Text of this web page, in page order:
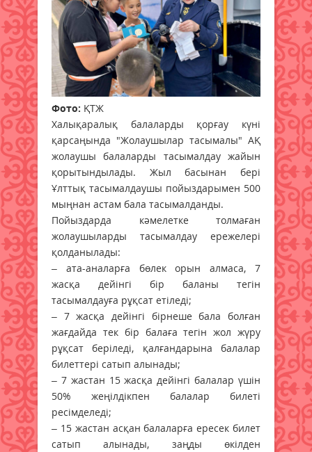
Фото: ҚТЖ
Халықаралық балаларды қорғау күні
қарсаңында "Жолаушылар тасымалы" АҚ
жолаушы балаларды тасымалдау жайын
қорытындылады. Жыл басынан бері
Ұлттық тасымалдаушы пойыздарымен 500
мыңнан астам бала тасымалданды.
Пойыздарда кәмелетке толмаған
жолаушыларды тасымалдау ережелері
қолданылады:
– ата-аналарға бөлек орын алмаса, 7
жасқа дейінгі бір баланы тегін
тасымалдауға рұқсат етіледі;
– 7 жасқа дейінгі бірнеше бала болған
жағдайда тек бір балаға тегін жол жүру
рұқсат беріледі, қалғандарына балалар
билеттері сатып алынады;
– 7 жастан 15 жасқа дейінгі балалар үшін
50% жеңілдікпен балалар билеті
ресімделеді;
– 15 жастан асқан балаларға ересек билет
сатып алынады, заңды өкілден